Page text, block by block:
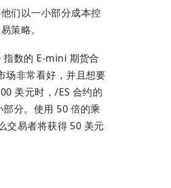
们以一小部分成本控
策略。
数的 E-mini 期货合
场非常看好，并且想要
美元时，/ES 合约的
分。使用 50 倍的乘
交易者将获得 50 美元